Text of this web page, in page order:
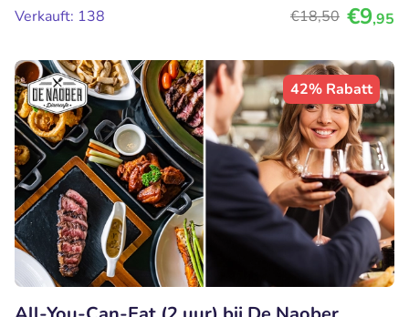
Verkauft: 138
€18,50 €9,95
42% Rabatt